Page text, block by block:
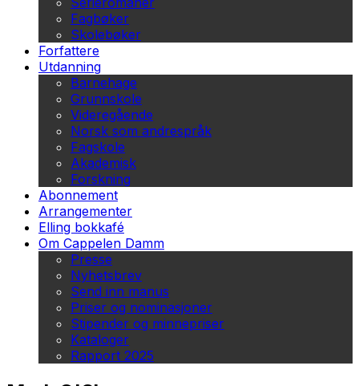
Fagbøker
Skolebøker
Forfattere
Utdanning
Barnehage
Grunnskole
Videregående
Norsk som andrespråk
Fagskole
Akademisk
Forskning
Abonnement
Arrangementer
Elling bokkafé
Om Cappelen Damm
Presse
Nyhetsbrev
Send inn manus
Priser og nominasjoner
Stipender og minnepriser
Kataloger
Rapport 2025